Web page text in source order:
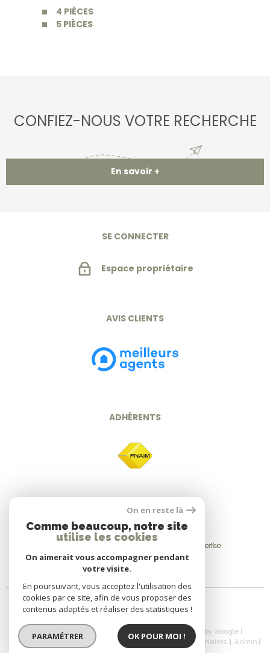
4 PIÈCES
5 PIÈCES
CONFIEZ-NOUS VOTRE RECHERCHE
En savoir +
SE CONNECTER
Espace propriétaire
AVIS CLIENTS
ADHÉRENTS
© 2026 | Tous droits réservés | Traduction powered by Google |
Nos Honoraires
Plan Du Site Mentions Légales Partenaires
Admin
On en reste là
Comme beaucoup, notre site
utilise les cookies
On aimerait vous accompagner pendant
votre visite.
En poursuivant, vous acceptez l'utilisation des
cookies par ce site, afin de vous proposer des
contenus adaptés et réaliser des statistiques !
PARAMÉTRER OK POUR MOI !